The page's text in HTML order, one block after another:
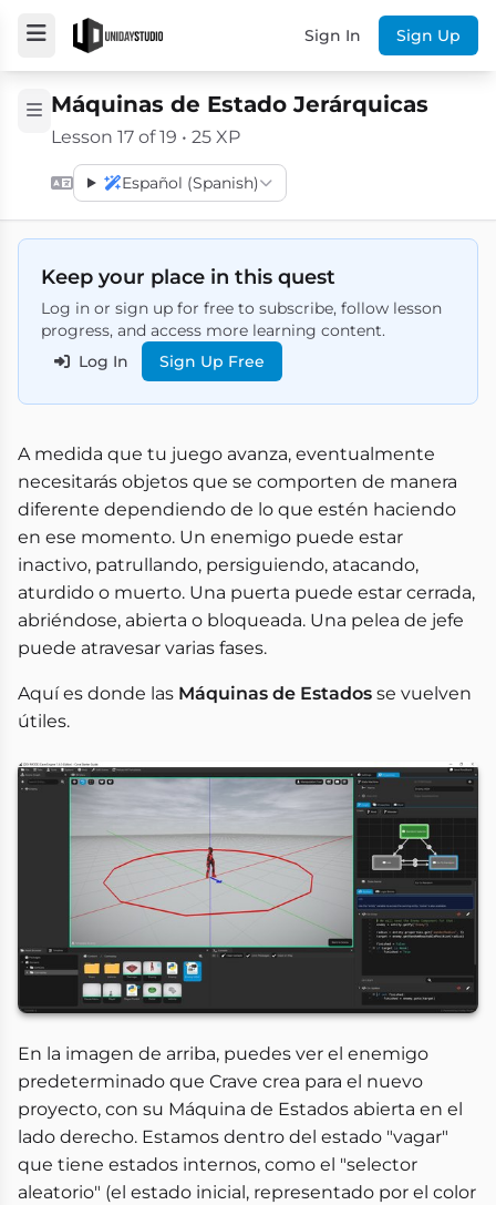
Sign In Sign Up
Máquinas de Estado Jerárquicas
Lesson 17 of 19 • 25 XP
Español (Spanish)
Keep your place in this quest
Log in or sign up for free to subscribe, follow lesson
progress, and access more learning content.
Log In
Sign Up Free
A medida que tu juego avanza, eventualmente
necesitarás objetos que se comporten de manera
diferente dependiendo de lo que estén haciendo
en ese momento. Un enemigo puede estar
inactivo, patrullando, persiguiendo, atacando,
aturdido o muerto. Una puerta puede estar cerrada,
abriéndose, abierta o bloqueada. Una pelea de jefe
puede atravesar varias fases.
Aquí es donde las Máquinas de Estados se vuelven
útiles.
En la imagen de arriba, puedes ver el enemigo
predeterminado que Crave crea para el nuevo
proyecto, con su Máquina de Estados abierta en el
lado derecho. Estamos dentro del estado "vagar"
que tiene estados internos, como el "selector
aleatorio" (el estado inicial, representado por el color